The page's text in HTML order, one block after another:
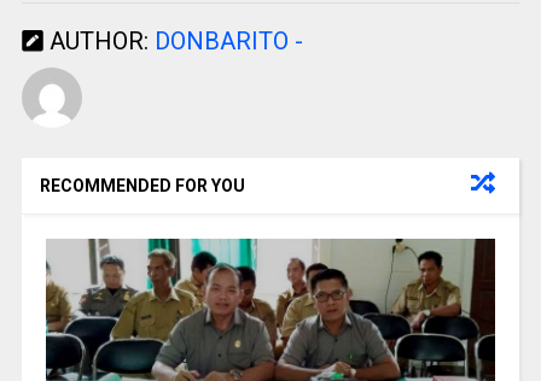
AUTHOR: DONBARITO -
RECOMMENDED FOR YOU